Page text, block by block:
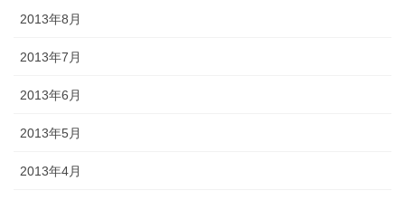
2013年8月
2013年7月
2013年6月
2013年5月
2013年4月